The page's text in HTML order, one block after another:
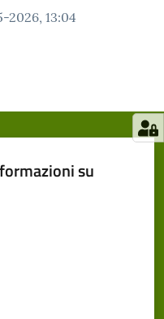
2026, 13:04
su